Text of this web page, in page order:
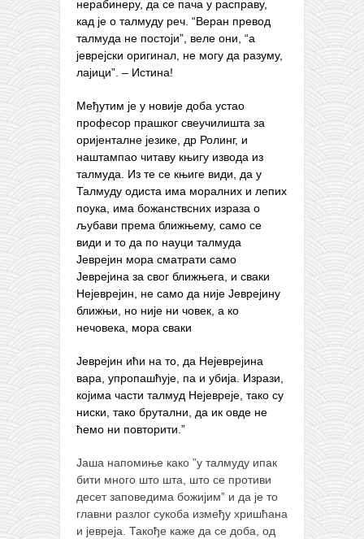
нерабинеру, да се пача у расправу,
кад је о талмуду реч. “Веран превод
талмуда не постоји”, веле они, “а
јеврејски оригинал, не могу да разуму,
лајици”. – Истина!
Међутим је у новије доба устао
професор прашког свеучилишта за
оријенталне језике, др Ролинг, и
наштампао читаву књигу извода из
талмуда. Из те се књиге види, да у
Талмуду одиста има моралних и лепих
поука, има божанствсних израза о
љубави према ближњему, само се
види и то да по науци талмуда
Јеврејин мора сматрати само
Јеврејина за свог ближњега, и сваки
Нејеврејин, не само да није Јеврејину
ближњи, но није ни човек, а ко
нечовека, мора сваки
Јеврејин ићи на то, да Нејеврејина
вара, упропашћује, па и убија. Изрази,
којима части талмуд Нејевреје, тако су
ниски, тако брутални, да ик овде не
ћемо ни повторити.”
Јаша напомиње како ”у талмуду ипак
бити много што шта, што се противи
десет заповедима божијим” и да је то
главни разлог сукоба између хришћана
и јевреја. Такође каже да се доба, од